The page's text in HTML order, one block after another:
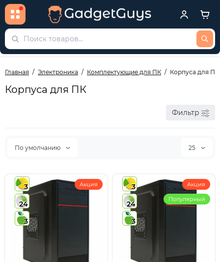
Главная Электроника Комплектующие для ПК Корпуса для ПК
Корпуса для ПК
Фильтр
По умолчанию 25
3
24
3
Акция
3
24
3
Акция
Популярный